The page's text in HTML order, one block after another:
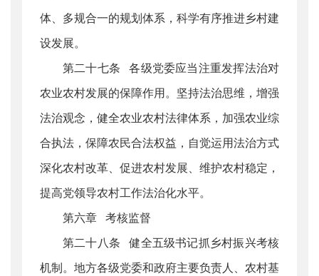
体、多规合一的规划体系，科学有序推进乡村建
设发展。
第二十七条 各级党委应当注重发挥法治对
农业农村发展的保障作用。坚持法治思维，增强
法治观念，健全农业农村法律体系，加强农业综
合执法，保障农民合法权益，自觉运用法治方式
深化农村改革、促进农村发展、维护农村稳定，
提高党领导农村工作法治化水平。
第六章 考核监督
第二十八条 健全五级书记抓乡村振兴考核
机制。地方各级党委和政府主要负责人、农村基